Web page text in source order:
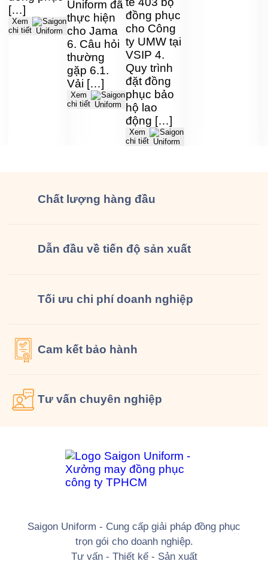
[…]
Xem
chi tiết
Uniform đã
thực hiện
cho Jama
6. Câu hỏi
thường
gặp 6.1.
Vải […]
Xem
chi tiết
đồng phục
cho Công
ty UMW tại
VSIP 4.
Quy trình
đặt đồng
phục bảo
hộ lao
động […]
Xem
chi tiết
Chất lượng hàng đầu
Dẫn đầu về tiến độ sản xuất
Tối ưu chi phí doanh nghiệp
Cam kết bảo hành
Tư vấn chuyên nghiệp
Saigon Uniform - Cung cấp giải pháp đồng phục
trọn gói cho doanh nghiệp.
Tư vấn - Thiết kế - Sản xuất